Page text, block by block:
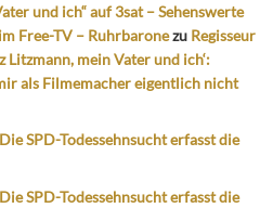
und ich“ auf 3sat – Sehenswerte
Free-TV – Ruhrbaronezu Regisseur
Litzmann, mein Vater und ich‘:
als Filmemacher eigentlich nicht
Die SPD-Todessehnsucht erfasst die
Die SPD-Todessehnsucht erfasst die